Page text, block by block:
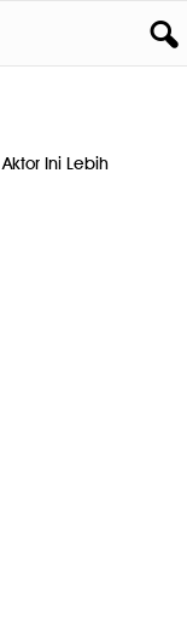
Ini Lebih